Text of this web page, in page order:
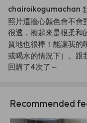
chairoikogumachan
照片還擔心顏色會不會
很透，擦起來是很柔和
質地也很棒！能讓我
或喝水的情況下）。跟
回購了4次了～
Recommended